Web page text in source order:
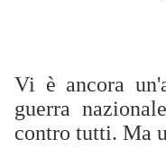
Vi è ancora
guerra
contro tutti. Ma